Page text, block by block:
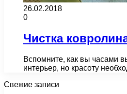
26.02.2018
0
Чистка
Вспомните, как вы часами
интерьер, но красоту
Свежие записи